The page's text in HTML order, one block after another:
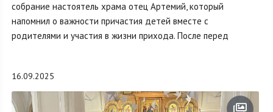
собрание настоятель храма отец Артемий, который
напомнил о важности причастия детей вместе с
родителями и участия в жизни прихода. После перед
16.09.2025